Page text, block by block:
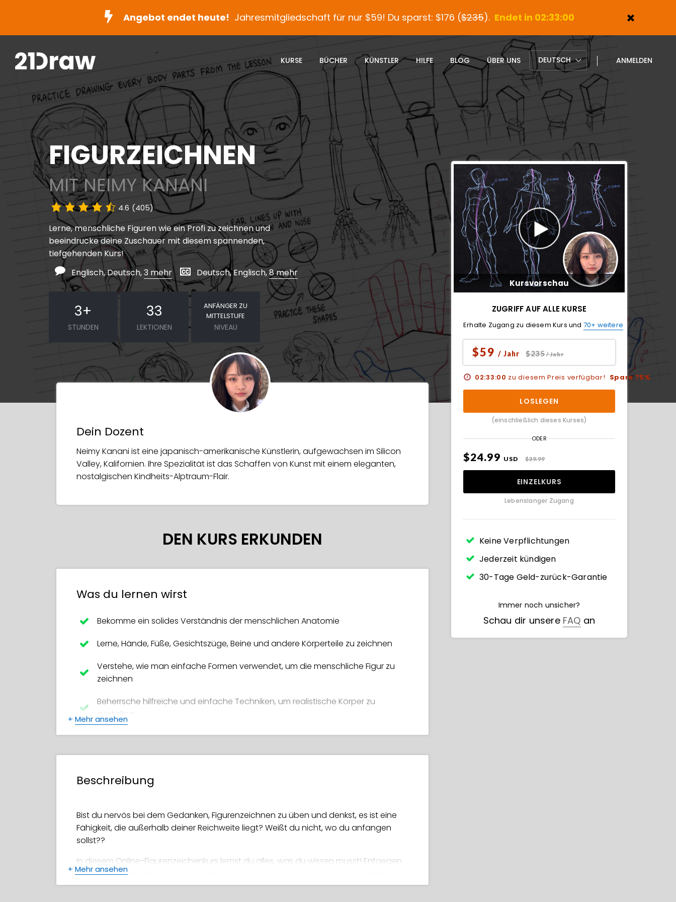
Angebot endet heute! Jahresmitgliedschaft für nur $59! Du sparst: $176 ($235). Endet in 02:32:59
KURSE BÜCHER KÜNSTLER HILFE BLOG ÜBER UNS DEUTSCH ANMELDEN
FIGURZEICHNEN
MIT NEIMY KANANI
4.6 (405)
Lerne, menschliche Figuren wie ein Profi zu zeichnen und
beeindrucke deine Zuschauer mit diesem spannenden,
tiefgehenden Kurs!
Englisch, Deutsch,3 mehr Deutsch, Englisch,8 mehr
3+
STUNDEN
33
LEKTIONEN
ANFÄNGER ZU
MITTELSTUFE
NIVEAU
Dein Dozent
Neimy Kanani ist eine japanisch-amerikanische Künstlerin, aufgewachsen im Silicon
Valley, Kalifornien. Ihre Spezialität ist das Schaffen von Kunst mit einem eleganten,
nostalgischen Kindheits-Alptraum-Flair.
DEN KURS ERKUNDEN
Was du lernen wirst
Bekomme ein solides Verständnis der menschlichen Anatomie
Lerne, Hände, Füße, Gesichtszüge, Beine und andere Körperteile zu zeichnen
Verstehe, wie man einfache Formen verwendet, um die menschliche Figur zu
zeichnen
Beherrsche hilfreiche und einfache Techniken, um realistische Körper zu
gestalten
Erschaffe deine eigenen fantastischen Posen
Entdecke, wie du Figurenmodellbilder richtig studierst
Füge alles zusammen, um deine eigenen schönen Illustrationen zu erstellen
+ Mehr ansehen
Beschreibung
Bist du nervös bei dem Gedanken, Figurenzeichnen zu üben und denkst, es ist eine
Fähigkeit, die außerhalb deiner Reichweite liegt? Weißt du nicht, wo du anfangen
sollst??
In diesem Online-Figurenzeichenkurs lernst du alles, was du wissen musst! Entgegen
der landläufigen Meinung muss menschliche Anatomie wirklich kein Kampf sein!
Wenn du den richtigen Ansatz lernst, kannst du deine Fähigkeiten drastisch
+ Mehr ansehen
Kursvorschau
ZUGRIFF AUF ALLE KURSE
Erhalte Zugang zu diesem Kurs und 70+ weitere
$59 / Jahr $235/ Jahr
02:32:59 zu diesem Preis verfügbar! Spare 75%
LOSLEGEN
(einschließlich dieses Kurses)
ODER
$24.99 USD $39.99
EINZELKURS
Lebenslanger Zugang
Keine Verpflichtungen
Jederzeit kündigen
30-Tage Geld-zurück-Garantie
Immer noch unsicher?
Schau dir unsere FAQ an